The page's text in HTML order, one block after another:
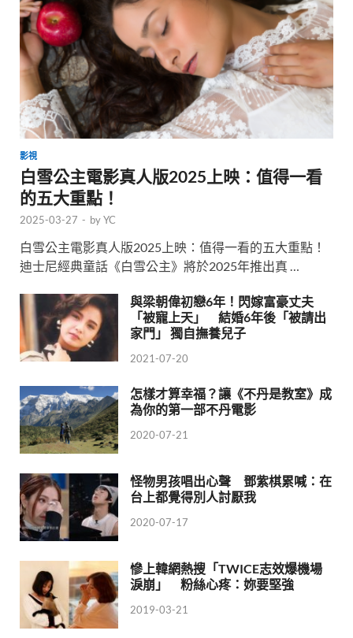
影視
白雪公主電影真人版2025上映：值得一看
的五大重點！
2025-03-27 - byYC
白雪公主電影真人版2025上映：值得一看的五大重點！
迪士尼經典童話《白雪公主》將於2025年推出真 …
與梁朝偉初戀6年！閃嫁富豪丈夫
「被寵上天」 結婚6年後「被請出
家門」 獨自撫養兒子
2021-07-20
怎樣才算幸福？讓《不丹是教室》成
為你的第一部不丹電影
2020-07-21
怪物男孩唱出心聲 鄧紫棋累喊：在
台上都覺得別人討厭我
2020-07-17
慘上韓網熱搜「TWICE志效爆機場
淚崩」 粉絲心疼：妳要堅強
2019-03-21